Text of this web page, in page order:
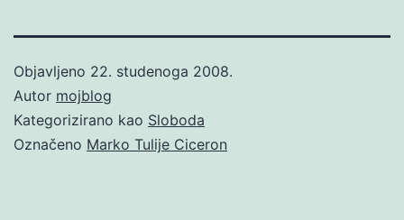
Objavljeno 22. studenoga 2008.
Autor mojblog
Kategorizirano kao Sloboda
Označeno Marko Tulije Ciceron